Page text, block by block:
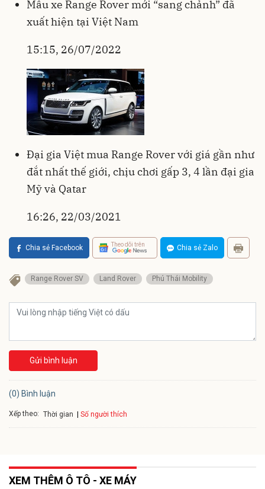
Mẫu xe Range Rover mới “sang chảnh” đã
xuất hiện tại Việt Nam
15:15, 26/07/2022
Đại gia Việt mua Range Rover với giá gần như
đắt nhất thế giới, chịu chơi gấp 3, 4 lần đại gia
Mỹ và Qatar
16:26, 22/03/2021
Chia sẻ Facebook Theo dõi trên Chia sẻ Zalo
Range Rover SV Land Rover Phú Thái Mobility
Gửi bình luận
(0) Bình luận
Xếp theo: Thời gian Số người thích
XEM THÊM Ô TÔ - XE MÁY